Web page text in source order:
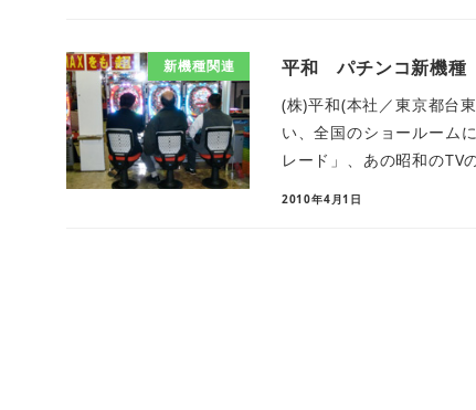
新機種関連 平和 パチンコ新機種
(株)平和(本社／東京都台
い、全国のショールーム
レード」、あの昭和の
2010年4月1日